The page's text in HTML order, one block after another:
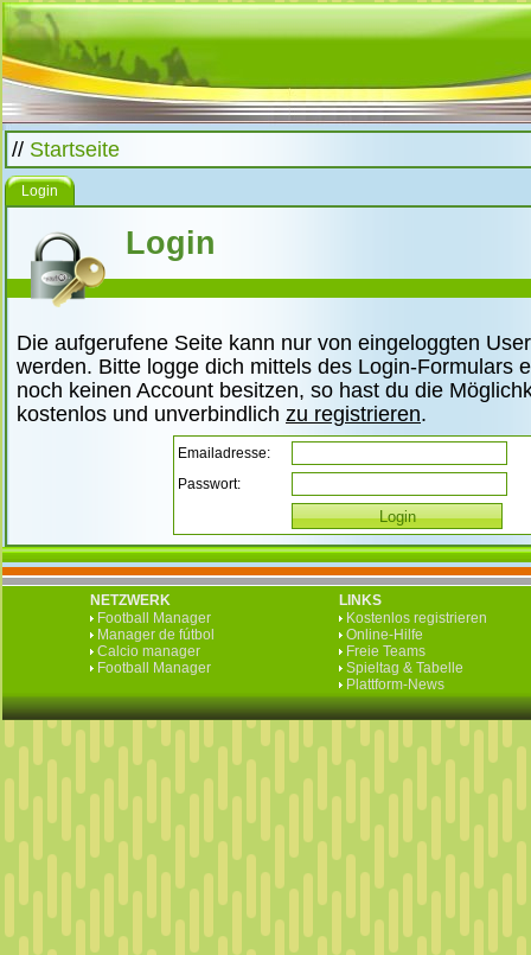
// Startseite
Login
Login
Die aufgerufene Seite kann nur von eingeloggten
werden. Bitte logge dich mittels des Login-Formulars
noch keinen Account besitzen, so hast du die
kostenlos und unverbindlich zu registrieren.
Emailadresse:
Passwort:
NETZWERK
Football Manager
Manager de fútbol
Calcio manager
Football Manager
LINKS
Kostenlos registrieren
Online-Hilfe
Freie Teams
Spieltag & Tabelle
Plattform-News